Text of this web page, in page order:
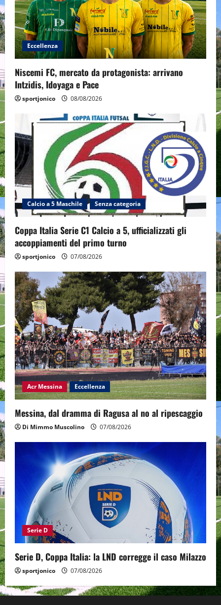
Eccellenza
Niscemi FC, mercato da protagonista: arrivano
Intzidis, Idoyaga e Pace
sportjonico 08/08/2026
Calcio a 5 Maschile Senza categoria
Coppa Italia Serie C1 Calcio a 5, ufficializzati gli
accoppiamenti del primo turno
sportjonico 07/08/2026
Acr Messina Eccellenza
Messina, dal dramma di Ragusa al no al ripescaggio
Di Mimmo Muscolino 07/08/2026
Serie D
Serie D, Coppa Italia: la LND corregge il caso Milazzo
sportjonico 07/08/2026